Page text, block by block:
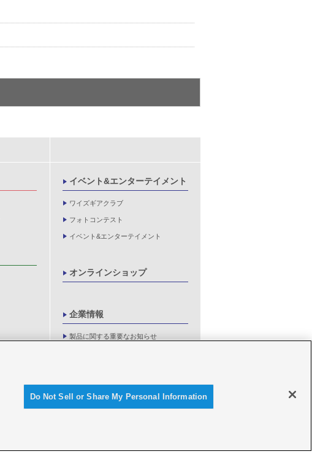
イベント&エンターテイメント
ワイズギアクラブ
フォトコンテスト
イベント&エンターテイメント
オンラインショップ
企業情報
製品に関する重要なお知らせ
Do Not Sell or Share My Personal Information